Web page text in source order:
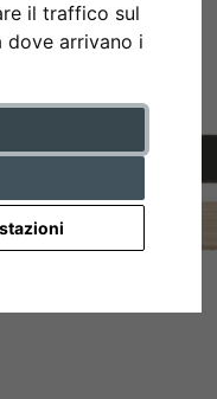
il traffico sul
dove arrivano i